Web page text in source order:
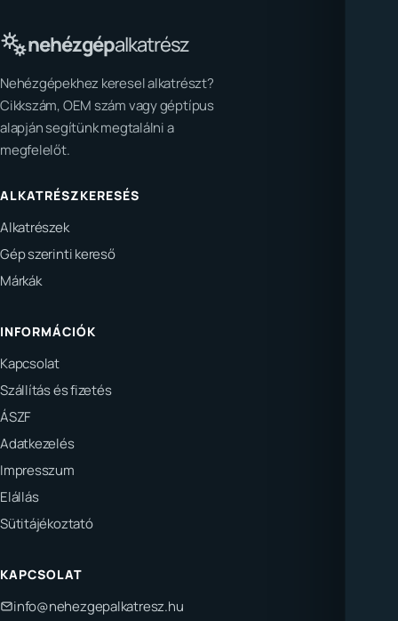
nehézgépalkatrész
Nehézgépekhez keresel alkatrészt?
Cikkszám, OEM szám vagy géptípus
alapján segítünk megtalálni a
megfelelőt.
ALKATRÉSZKERESÉS
Alkatrészek
Gép szerinti kereső
Márkák
INFORMÁCIÓK
Kapcsolat
Szállítás és fizetés
ÁSZF
Adatkezelés
Impresszum
Elállás
Sütitájékoztató
KAPCSOLAT
info@nehezgepalkatresz.hu